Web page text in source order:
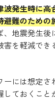
波発生時に高
避難のための
地震発生後
害を軽減でき
ーには想定さ
ておくこと